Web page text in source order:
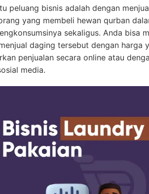
peluang bisnis adalah dengan
yang membeli hewan qurban
sekaligus. Anda bisa
daging tersebut dengan harga
penjualan secara online atau
media.